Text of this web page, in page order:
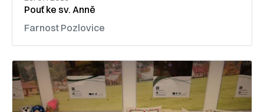
Pouť ke sv. Anně
Farnost Pozlovice